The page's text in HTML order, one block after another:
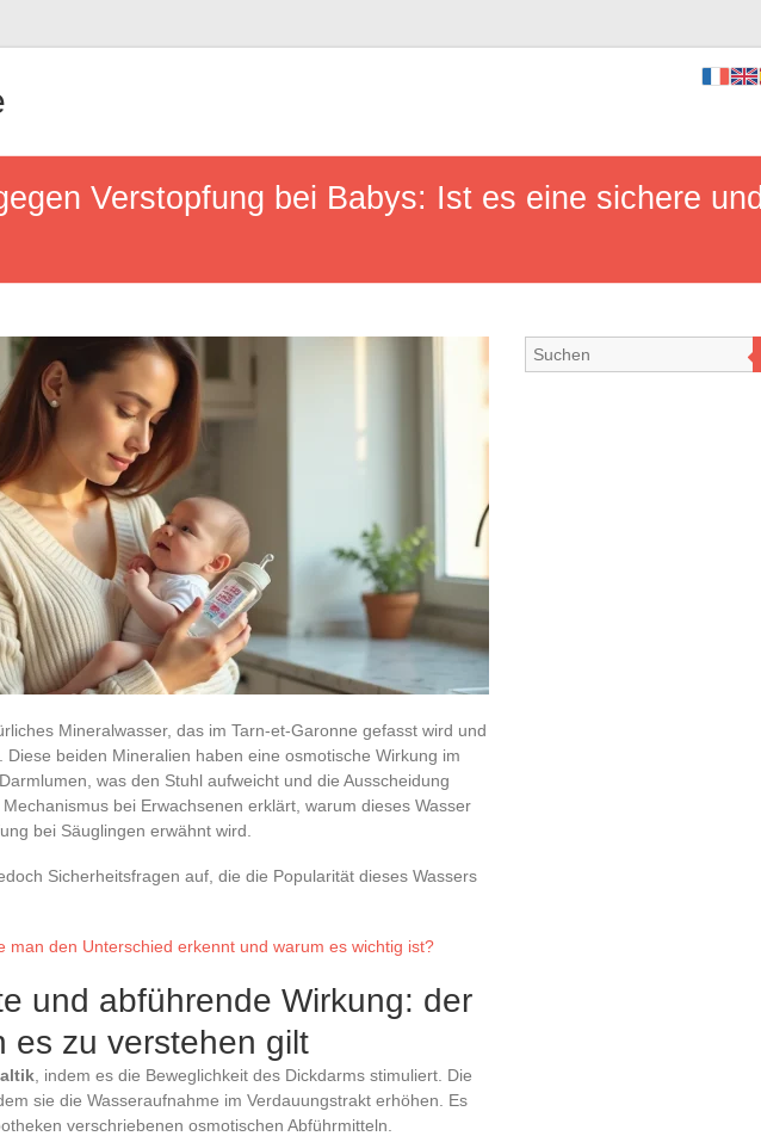
Verstopfung bei Babys: Ist es eine sichere und
Mineralwasser, das im Tarn-et-Garonne gefasst wird und
beiden Mineralien haben eine osmotische Wirkung im
was den Stuhl aufweicht und die Ausscheidung
bei Erwachsenen erklärt, warum dieses Wasser
bei Säuglingen erwähnt wird.
Sicherheitsfragen auf, die die Popularität dieses Wassers
man den Unterschied erkennt und warum es wichtig ist?
und abführende Wirkung: der
es zu verstehen gilt
, indem es die Beweglichkeit des Dickdarms stimuliert. Die
sie die Wasseraufnahme im Verdauungstrakt erhöhen. Es
verschriebenen osmotischen Abführmitteln.